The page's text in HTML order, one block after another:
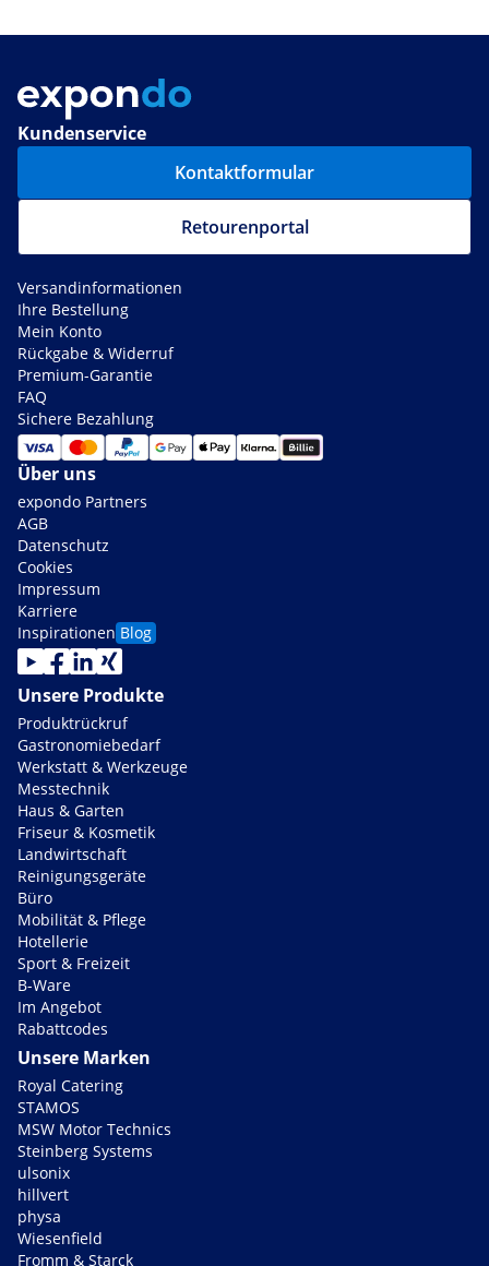
Kundenservice
Kontaktformular
Retourenportal
Versandinformationen
Ihre Bestellung
Mein Konto
Rückgabe & Widerruf
Premium-Garantie
FAQ
Sichere Bezahlung
Über uns
expondo Partners
AGB
Datenschutz
Cookies
Impressum
Karriere
Inspirationen Blog
Unsere Produkte
Produktrückruf
Gastronomiebedarf
Werkstatt & Werkzeuge
Messtechnik
Haus & Garten
Friseur & Kosmetik
Landwirtschaft
Reinigungsgeräte
Büro
Mobilität & Pflege
Hotellerie
Sport & Freizeit
B-Ware
Im Angebot
Rabattcodes
Unsere Marken
Royal Catering
STAMOS
MSW Motor Technics
Steinberg Systems
ulsonix
hillvert
physa
Wiesenfield
Fromm & Starck